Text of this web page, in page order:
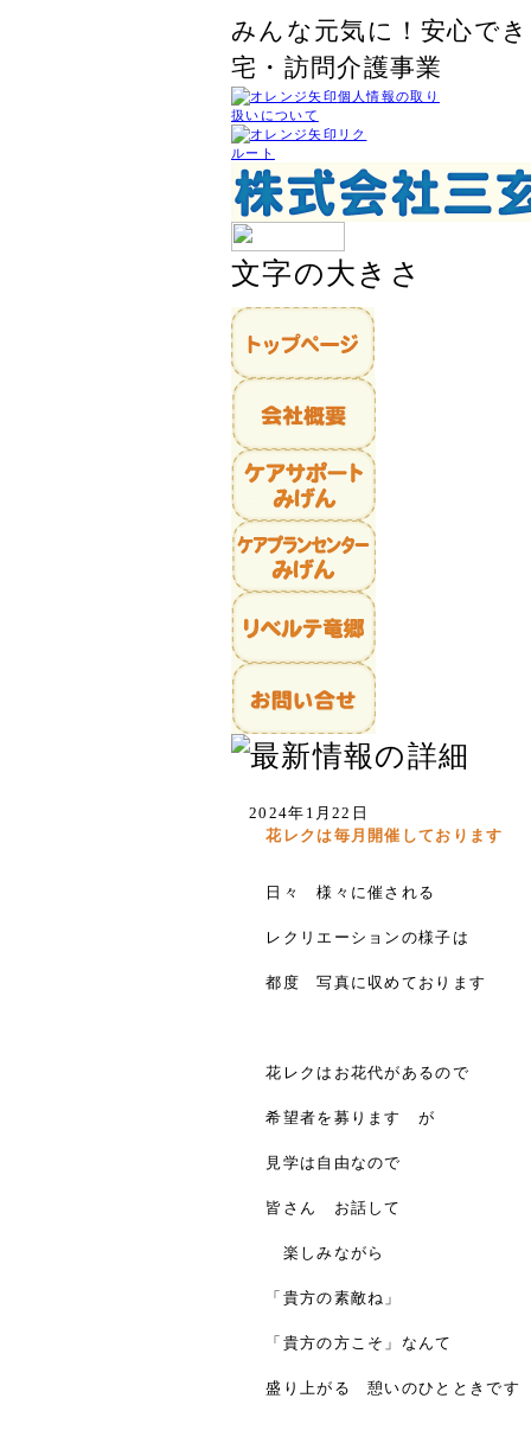
みんな元気に！安心で
宅・訪問介護事業
個人情報の取り
扱いについて
リク
ルート
文字の大きさ
2024年1月22日
花レクは毎月開催しております
日々 様々に催される
レクリエーションの様子は
都度 写真に収めております
花レクはお花代があるので
希望者を募ります が
見学は自由なので
皆さん お話して
楽しみながら
「貴方の素敵ね」
「貴方の方こそ」なんて
盛り上がる 憩いのひとときです